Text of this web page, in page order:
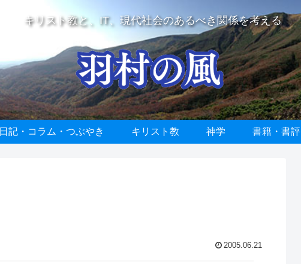
キリスト教と、IT、現代社会のあるべき関係を考える
日記・コラム・つぶやき キリスト教 神学 書籍・書評
2005.06.21